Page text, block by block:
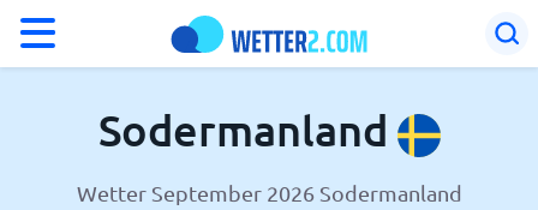
Wetter in Sodermanland
Sodermanland
Wetter September 2026 Sodermanland